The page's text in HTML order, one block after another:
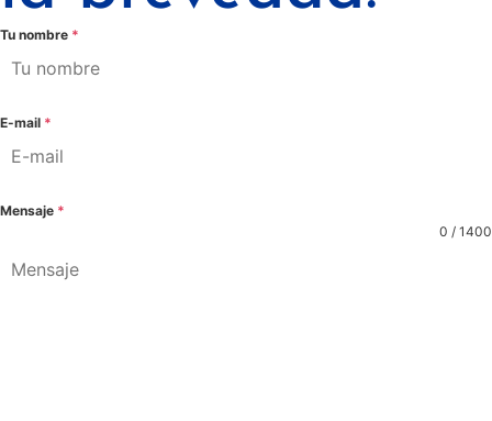
Tu nombre *
E-mail *
Mensaje *
0 / 1400